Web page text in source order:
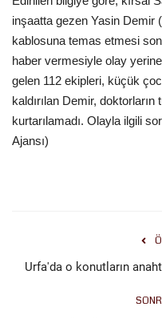
Tekno Bilim
Ekonomi
Galeriler
Siyaset
inşaatta gezen Yasin Demir
kablosuna temas etmesi
haber vermesiyle olay
gelen 112 ekipleri, küçük
kaldırılan Demir,
kurtarılamadı. Olayla ilgili
Ajansı)
Urfa'da o konutların